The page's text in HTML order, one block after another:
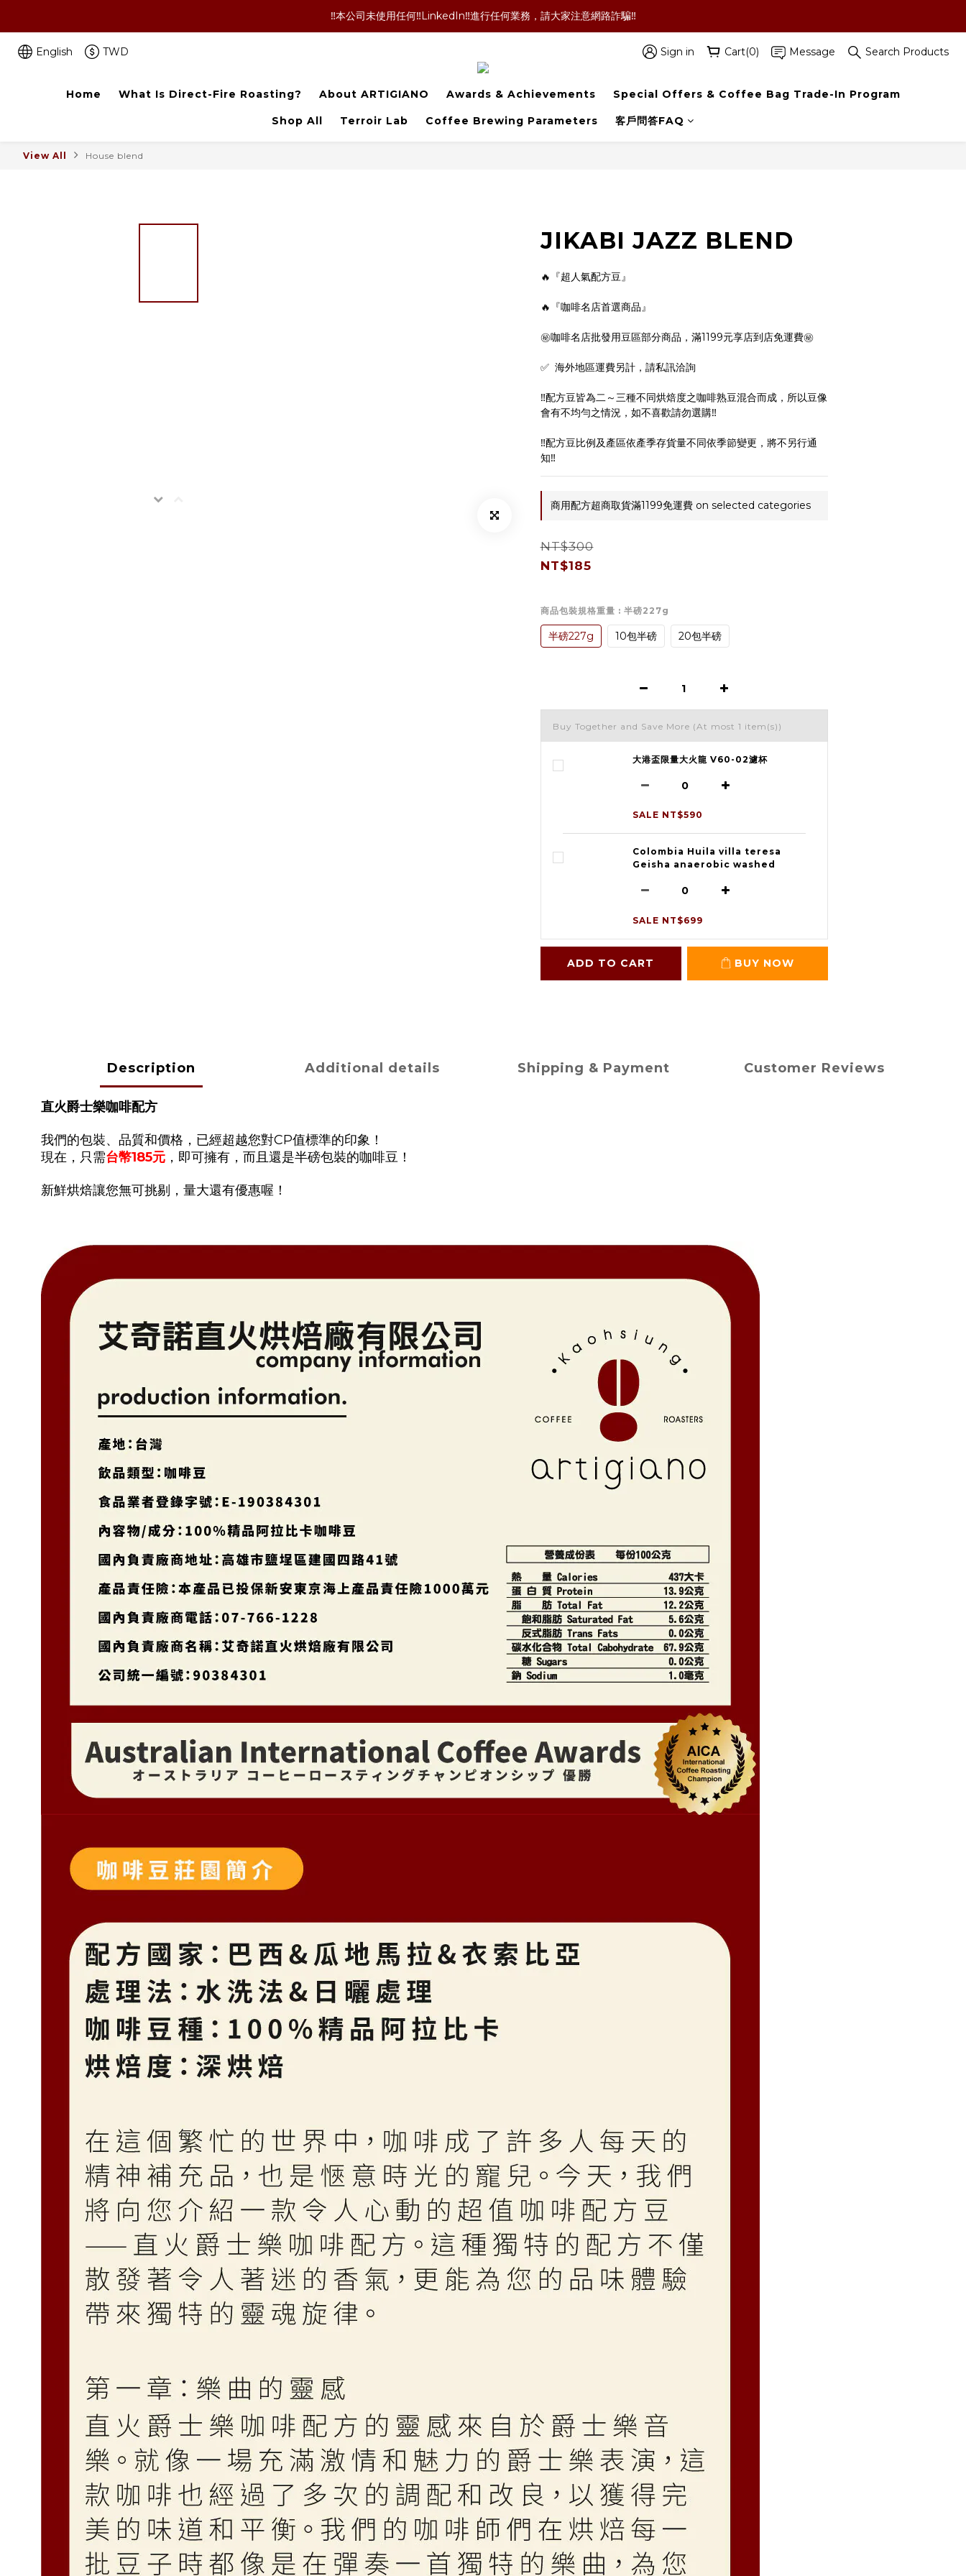
‼️本公司未使用任何‼️LinkedIn‼️進行任何業務，請大家注意網路詐騙‼️
‼️本公司未使用任何‼️LinkedIn‼️進行任何業務，請大家注意網路詐騙‼️
‼️咖啡豆喝完了！咖啡袋就丟掉嗎！當然不是囉！長期購買的老客戶都懂的省錢技術，點擊文字查看詳情內容‼️
‼️本公司未使用任何‼️LinkedIn‼️進行任何業務，請大家注意網路詐騙‼️
English TWD Sign in Cart(0) Message Search Products
Home What Is Direct-Fire Roasting? About ARTIGIANO Awards & Achievements Special Offers & Coffee Bag Trade-In Program
Shop All Terroir Lab Coffee Brewing Parameters 客戶問答FAQ
View All House blend
JIKABI JAZZ BLEND
🔥『超人氣配方豆』
🔥『咖啡名店首選商品』
㊙️咖啡名店批發用豆區部分商品，滿1199元享店到店免運費㊙️
✅  海外地區運費另計，請私訊洽詢
‼️配方豆皆為二～三種不同烘焙度之咖啡熟豆混合而成，所以豆像
會有不均勻之情況，如不喜歡請勿選購‼️
‼️配方豆比例及產區依產季存貨量不同依季節變更，將不另行通
知‼️
商用配方超商取貨滿1199免運費 on selected categories
NT$300
NT$185
商品包裝規格重量 : 半磅227g
半磅227g 10包半磅 20包半磅
Buy Together and Save More (At most 1 item(s))
大港盃限量大火龍 V60-02濾杯
SALE NT$590
Colombia Huila villa teresa
Geisha anaerobic washed
SALE NT$699
ADD TO CART BUY NOW
Description Additional details Shipping & Payment Customer Reviews
直火爵士樂咖啡配方
我們的包裝、品質和價格，已經超越您對CP值標準的印象！
現在，只需台幣185元 ，即可擁有，而且還是半磅包裝的咖啡豆！
新鮮烘焙讓您無可挑剔，量大還有優惠喔！